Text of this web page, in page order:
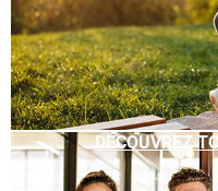
DÉCOUVREZ